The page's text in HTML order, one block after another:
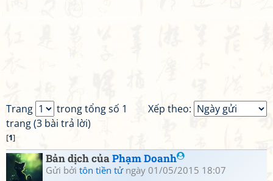
Xếp theo:
Trang
trong tổng số 1
trang (3 bài trả lời)
[1]
Bản dịch củaPhạm Doanh
Gửi bởi tôn tiền tửngày 01/05/2015 18:07